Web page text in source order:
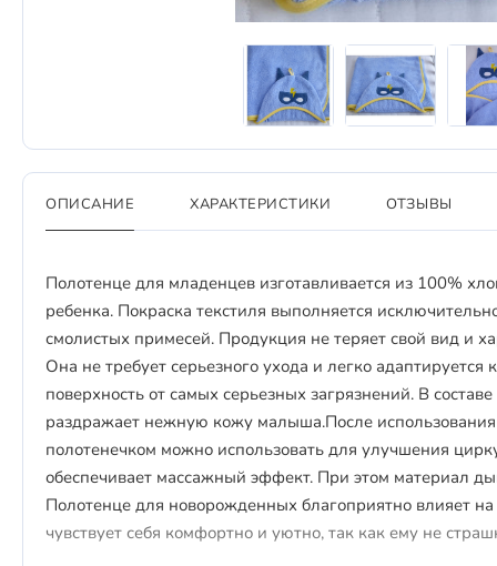
ОПИСАНИЕ ХАРАКТЕРИСТИКИ ОТЗЫВЫ
Полотенце для младенцев изготавливается из 100%
ребенка. Покраска текстиля выполняется
смолистых примесей. Продукция не теряет свой вид и
Она не требует серьезного ухода и легко
поверхность от самых серьезных загрязнений. В
раздражает нежную кожу малыша.После
полотенечком можно использовать для улучшения
обеспечивает массажный эффект. При этом материал
Полотенце для новорожденных благоприятно влияет
чувствует себя комфортно и уютно, так как ему не